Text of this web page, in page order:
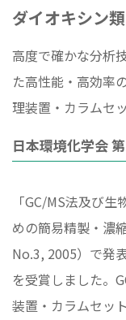
ダイオキシン
高度で確かな分析
た高性能・高効率
理装置・カラムセ
日本環境化学会
「GC/MS法及び
めの簡易精製・濃
No.3, 2005）で発
を受賞しました。
装置・カラムセッ